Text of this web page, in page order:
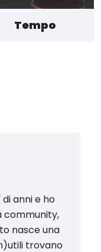
Tempo
anni e ho
community,
nasce una
trovano